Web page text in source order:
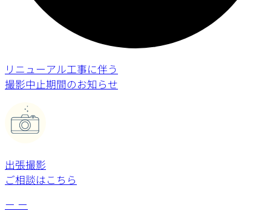
リニューアル工事に伴う
撮影中止期間のお知らせ
出張撮影
ご相談はこちら
ー ー